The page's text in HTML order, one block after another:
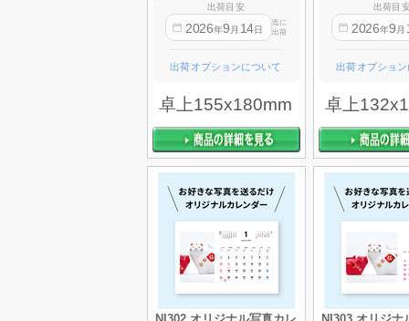
出荷目安
2026年9 月 14日
迄に
出荷
出荷オプションについて
卓上155x180mm
出荷目
2026年9 月
出荷オプショ
卓上